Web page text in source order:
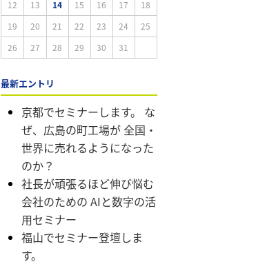
12
13 14 15 16 17
18
19
20 21 22 23 24
25
26
27 28 29 30 31
最新エントリ
京都でセミナーします。 な
ぜ、広島の町工場が 全国・
世界に売れるようになった
のか？
社長が頑張るほど伸び悩む
会社のための AIと数字の活
用セミナー
福山でセミナー登壇しま
す。